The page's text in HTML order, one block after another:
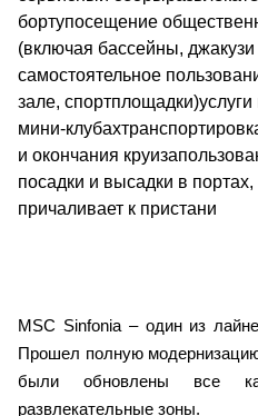
MSC Sinfonia – один из
Прошел полную
были обновлены все
развлекательные зоны.
бортупосещение
(включая бассейны, джакузи
самостоятельное
зале,
мини-
и окончания
посадки и высадки в
причаливает к пристани